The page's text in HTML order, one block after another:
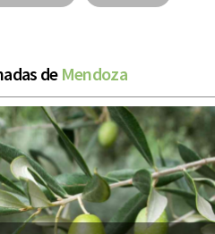
de Mendoza